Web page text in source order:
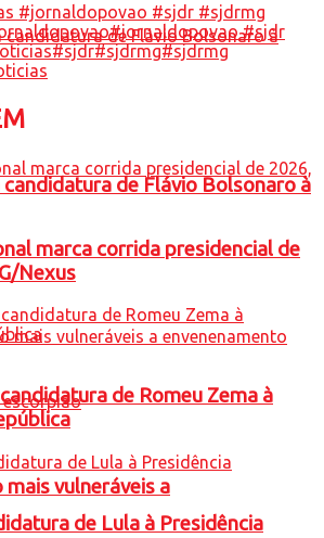
de Flávio Bolsonaro à
mais vulneráveis a
#jornaldopovao #sjdr #sjdrmg
#jornaldopovao #sjdr
#sjdr#sjdrmg#sjdrmg
marca corrida presidencial de
Nexus
de Romeu Zema à
de Lula à Presidência